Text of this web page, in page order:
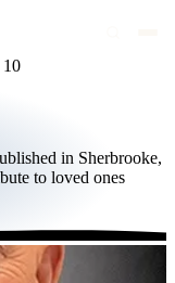
10
in Sherbrooke,
to loved ones